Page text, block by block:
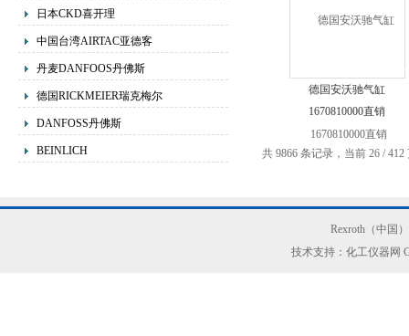
日本CKD喜开理
中国台湾AIRTAC亚德客
丹麦DANFOOS丹佛斯
德国RICKMEIER瑞克梅尔
DANFOSS丹佛斯
BEINLICH
德国安沃驰气缸
1670810000直销
共 9866 条记录，当前 26 /
Rexroth（中国
技术支持：化工仪器网